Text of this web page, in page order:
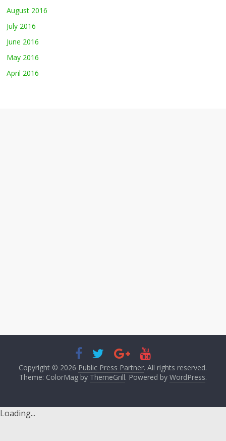
August 2016
July 2016
June 2016
May 2016
April 2016
Copyright © 2026 Public Press Partner. All rights reserved.
Theme: ColorMag by ThemeGrill. Powered by WordPress.
Loading...